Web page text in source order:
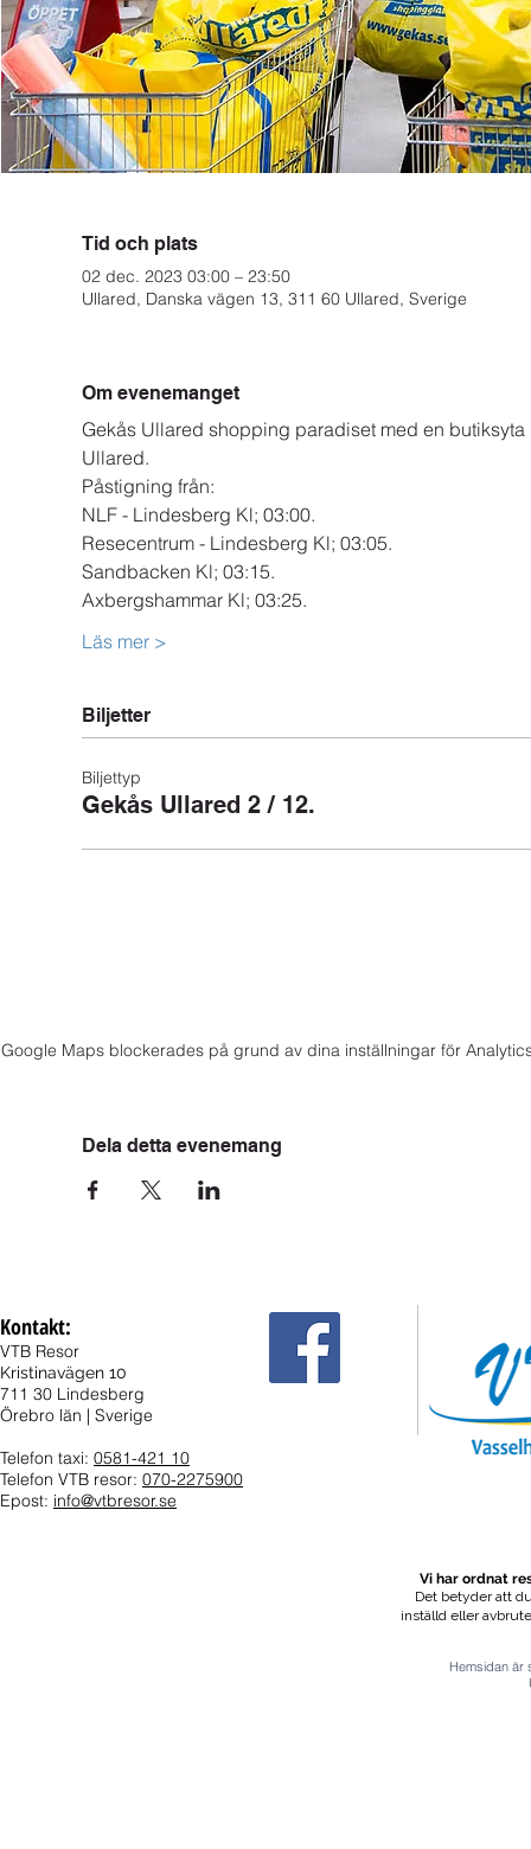
Tid och plats
02 dec. 2023 03:00 – 23:50
Ullared, Danska vägen 13, 311 60 Ullared, Sverige
Om evenemanget
Gekås Ullared shopping paradiset med en butiksyta
Ullared.
Påstigning från:
NLF - Lindesberg Kl; 03:00.
Resecentrum - Lindesberg Kl; 03:05.
Sandbacken Kl; 03:15.
Axbergshammar Kl; 03:25.
Läs mer >
Biljetter
Biljettyp
Gekås Ullared 2 / 12.
Google Maps blockerades på grund av dina inställningar för
Dela detta evenemang
Kontakt:
VTB Resor
Kristinavägen 10
711 30 Lindesberg
Örebro län | Sverige
Telefon taxi: 0581-421 10
Telefon VTB resor: 070-2275900
Epost: info@vtbresor.se
Vi har ordnat
Det betyder att
inställd eller
Hemsidan